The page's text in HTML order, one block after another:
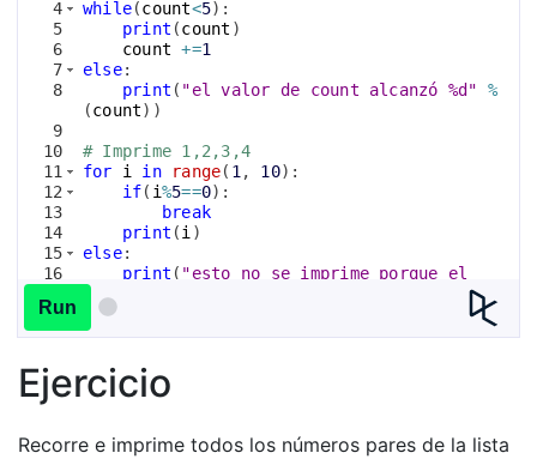
4
5
6
7
8
9
10
11
12
13
14
15
16
while(count<5) :
print (count )
count +=1
else:
print ( "el valor de count alcanzó %d"
%
(count))
# Imprime 1,2,3,4
for
i in range( 1 , 10) :
if( i%5==0) :
break
print (i )
else:
print ( "esto no se imprime porque el
bucle for se termina debido a un break pero
no por fallar en la condición"
Run
Ejercicio
Recorre e imprime todos los números pares de la lista